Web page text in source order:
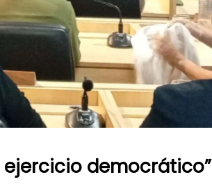
ejercicio democrático”